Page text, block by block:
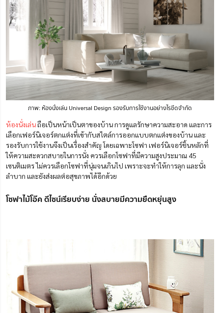
ภาพ: ห้องนั่งเล่น Universal Design รองรับการใช้งานอย่างไรขีดจำกัด
ห้องนั่งเล่นถือเป็นหน้าเป็นตาของบ้าน การดูแลรักษาความสะอาด และการ
เลือกเฟอร์นิเจอร์ตกแต่งที่เข้ากับสไตล์การออกแบบตกแต่งของบ้าน และ
รองรับการใช้งานจึงเป็นเรื่องสำคัญ โดยเฉพาะโซฟา เฟอร์นิเจอร์ชิ้นหลักที่
ให้ความสะดวกสบายในการนั่ง ควรเลือกโซฟาที่มีความสูงประมาณ 45
เซนติเมตร ไม่ควรเลือกโซฟาที่นุ่มจนเกินไป เพราะจะทำให้การลุก และนั่ง
ลำบาก และยังส่งผลต่อสุขภาพได้อีกด้วย
โซฟาไม้โอ๊ค ดีไซน์เรียบง่าย นั่งสบายมีความยืดหยุ่นสูง